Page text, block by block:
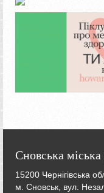
Сновська міська
15200 Чернігівська
м. Сновськ, вул.